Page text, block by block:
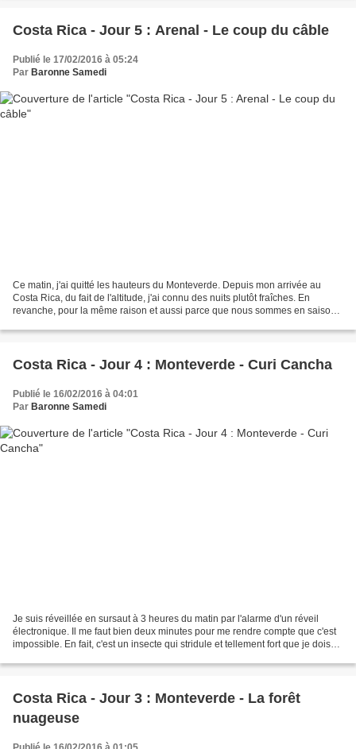
Costa Rica - Jour 5 : Arenal - Le coup du câble
Publié le 17/02/2016 à 05:24
Par Baronne Samedi
Ce matin, j'ai quitté les hauteurs du Monteverde. Depuis mon arrivée au
Costa Rica, du fait de l'altitude, j'ai connu des nuits plutôt fraîches. En
revanche, pour la même raison et aussi parce que nous sommes en saison
Costa Rica - Jour 4 : Monteverde - Curi Cancha
Publié le 16/02/2016 à 04:01
Par Baronne Samedi
Je suis réveillée en sursaut à 3 heures du matin par l'alarme d'un réveil
électronique. Il me faut bien deux minutes pour me rendre compte que c'est
impossible. En fait, c'est un insecte qui stridule et tellement fort que je dois
Costa Rica - Jour 3 : Monteverde - La forêt
nuageuse